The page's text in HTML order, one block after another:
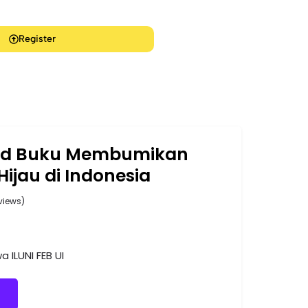
Register
Buku Membumikan
di Indonesia
FEB UI